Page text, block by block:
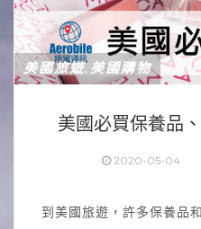
美國旅遊, 美國購物
美國必買保養品
2020-05-04
到美國旅遊，許多保養品